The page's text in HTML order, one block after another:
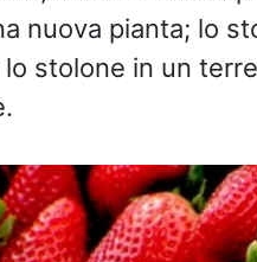
nuova pianta; lo
lo stolone in un